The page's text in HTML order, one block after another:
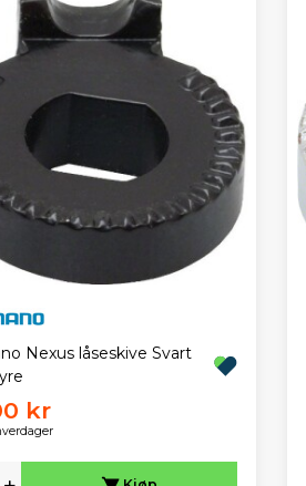
Nexus låseskive Svart
kr